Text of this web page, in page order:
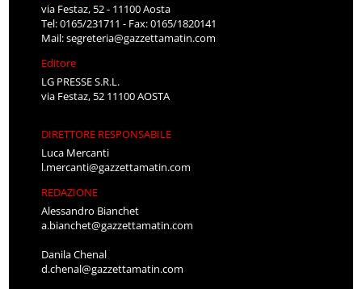
via Festaz, 52 - 11100 Aosta
Tel: 0165/231711 - Fax: 0165/1820141
Mail:segreteria@gazzettamatin.com
Editore
LG PRESSE S.R.L.
via Festaz, 52 11100 AOSTA
DIRETTORE RESPONSABILE
Luca Mercanti
l.mercanti@gazzettamatin.com
REDAZIONE
Alessandro Bianchet
a.bianchet@gazzettamatin.com
Danila Chenal
d.chenal@gazzettamatin.com